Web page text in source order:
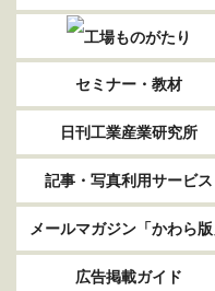
セミナー・教材
日刊工業産業研究所
記事・写真利用サービス
メールマガジン「かわら版
広告掲載ガイド